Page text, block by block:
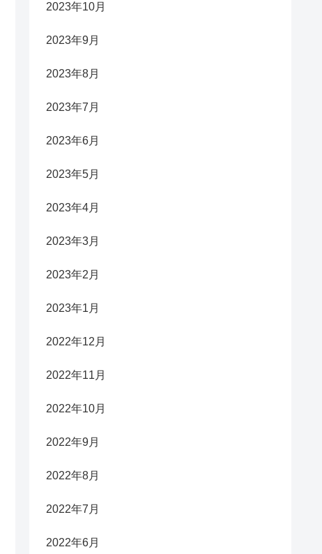
2023年10月
2023年9月
2023年8月
2023年7月
2023年6月
2023年5月
2023年4月
2023年3月
2023年2月
2023年1月
2022年12月
2022年11月
2022年10月
2022年9月
2022年8月
2022年7月
2022年6月